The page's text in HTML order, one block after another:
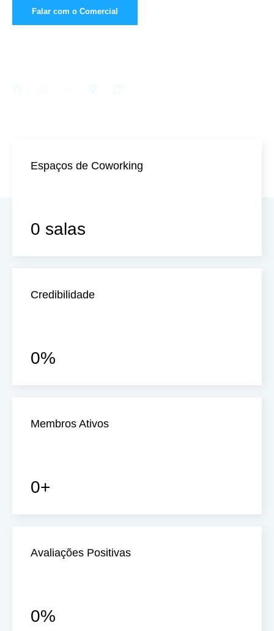
Falar com o Comercial
Espaços de Coworking
0 salas
Credibilidade
0%
Membros Ativos
0+
Avaliações Positivas
0%